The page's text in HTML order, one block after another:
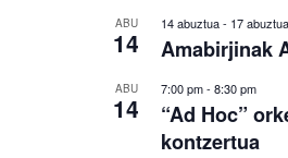
ABU
14
14 abuztua- 17 abuztua
Amabirjinak
ABU
14
7:00 pm- 8:30 pm
“Ad Hoc”
kontzertua